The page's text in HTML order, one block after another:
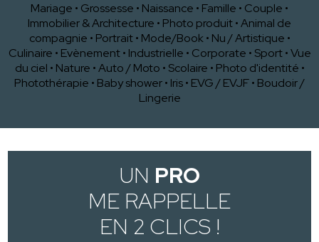
Mariage • Grossesse • Naissance • Famille • Couple •
Immobilier & Architecture • Photo produit•Animal de
compagnie • Portrait • Mode/Book • Nu / Artistique •
Culinaire • Evènement • Industrielle • Corporate • Sport •Vue
du ciel • Nature •Auto / Moto • Scolaire • Photo d'identité •
Photothérapie • Baby shower• Iris• EVG / EVJF• Boudoir /
Lingerie
UN PRO
ME RAPPELLE
EN 2 CLICS !